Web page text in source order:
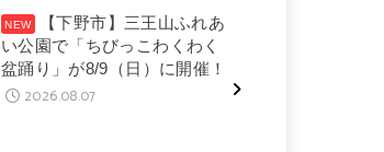
【下野市】三王山ふれあ
い公園で「ちびっこわくわく
盆踊り」が8/9（日）に開催！
2026.08.07